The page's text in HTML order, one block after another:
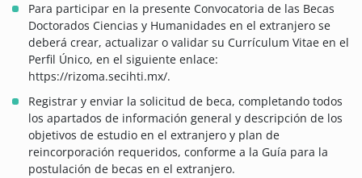
Para participar en la presente Convocatoria de las Becas
Doctorados Ciencias y Humanidades en el extranjero se
deberá crear, actualizar o validar su Currículum Vitae en el
Perfil Único, en el siguiente enlace:
https://rizoma.secihti.mx/.
Registrar y enviar la solicitud de beca, completando todos
los apartados de información general y descripción de los
objetivos de estudio en el extranjero y plan de
reincorporación requeridos, conforme a la Guía para la
postulación de becas en el extranjero.